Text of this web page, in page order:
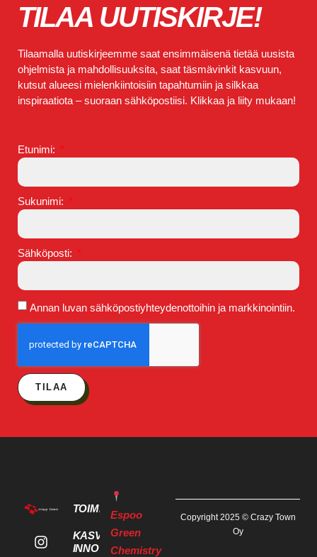
TILAA UUTISKIRJE!
Tilaamalla uutiskirjeemme saat ensimmäisenä tietää uusista
ohjelmista ja mahdollisuuksita, saat täsmävinkit kasvuun,
kutsut alueesi mielenkiintoisiin tapahtumiin ja silkkaa
inspiraatiota – suoraan sähköpostiisi. Klikkaa ja liity mukaan!
Etunimi:
Sukunimi:
Sähköposti:
Annan luvan sähköpostiyhteydenottoihin ja markkinointiin.
TILAA
TOIMITILAT
KASVU- JA
INNOVAATIOPALVELUT
Espoo
Green
Chemistry
Copyright 2025 © Crazy Town
Oy